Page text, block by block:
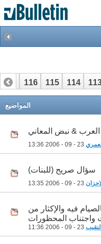
114
115
116
117
136
137
المواضيع
العرب & نبض المعاني
13:36
سؤال صريح (للبنات)
13:35
فيه والإكثار من
واجتناب المحظورات
11:36